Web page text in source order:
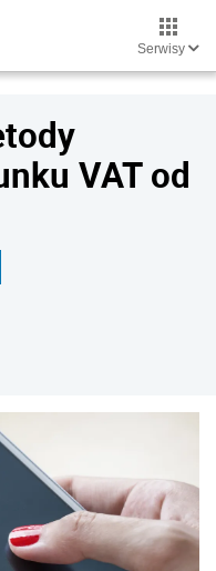
Serwisy
VAT od